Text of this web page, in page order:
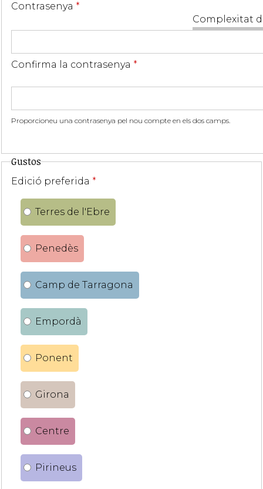
Complexitat
Contrasenya *
Confirma la contrasenya *
Proporcioneu una contrasenya pel nou compte en els dos camps.
Gustos
Edició preferida *
Terres de l'Ebre
Penedès
Camp de Tarragona
Empordà
Ponent
Girona
Centre
Pirineus